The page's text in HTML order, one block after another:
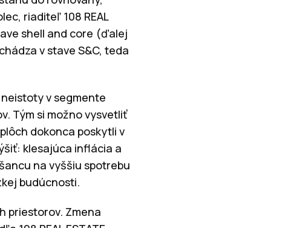
riaditeľ 108 REAL
shell and core (ďalej
v stave S&C, teda
v segmente
Tým si možno vysvetliť
dokonca poskytli v
klesajúca inflácia a
na vyššiu spotrebu
budúcnosti.
priestorov. Zmena